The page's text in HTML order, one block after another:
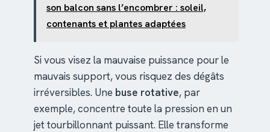
son balcon sans l’encombrer : soleil,
contenants et plantes adaptées
Si vous visez la mauvaise puissance pour le
mauvais support, vous risquez des dégâts
irréversibles. Une buse rotative, par
exemple, concentre toute la pression en un
jet tourbillonnant puissant. Elle transforme